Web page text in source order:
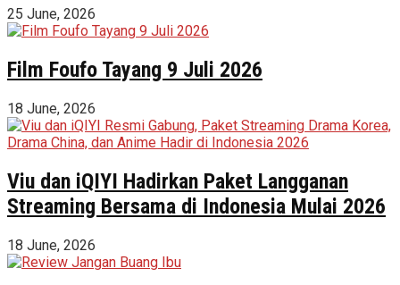
25 June, 2026
Film Foufo Tayang 9 Juli 2026
18 June, 2026
Viu dan iQIYI Hadirkan Paket Langganan
Streaming Bersama di Indonesia Mulai 2026
18 June, 2026